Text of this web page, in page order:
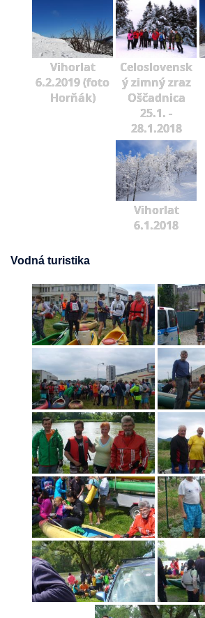
Vihorlat
6.2.2019 (foto
Horňák)
Celoslovensk
ý zimný zraz
Oščadnica
25.1. -
28.1.2018
Vihorlat
6.1.2018
Vodná turistika